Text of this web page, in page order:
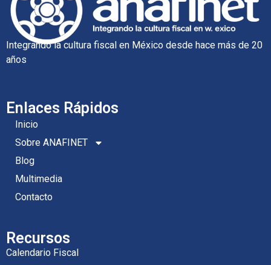
Integrando la cultura fiscal en México desde hace más de 20
años
Enlaces Rápidos
Inicio
Sobre ANAFINET
Blog
Multimedia
Contacto
Recursos
Calendario Fiscal